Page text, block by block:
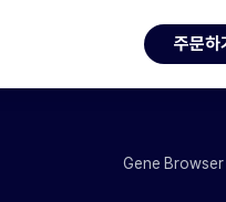
주문하
Gene Browser